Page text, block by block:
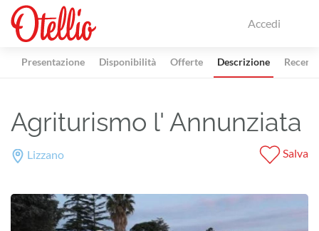
Accedi
Presentazione Disponibilità Offerte Descrizione
Agriturismo l' Annunziata
Lizzano Salva